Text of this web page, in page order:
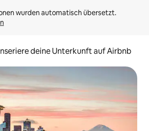
deine Unterkunft auf Airbnb